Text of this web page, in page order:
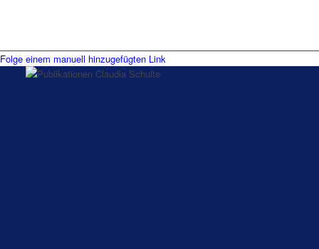
Folge einem manuell hinzugefügten Link